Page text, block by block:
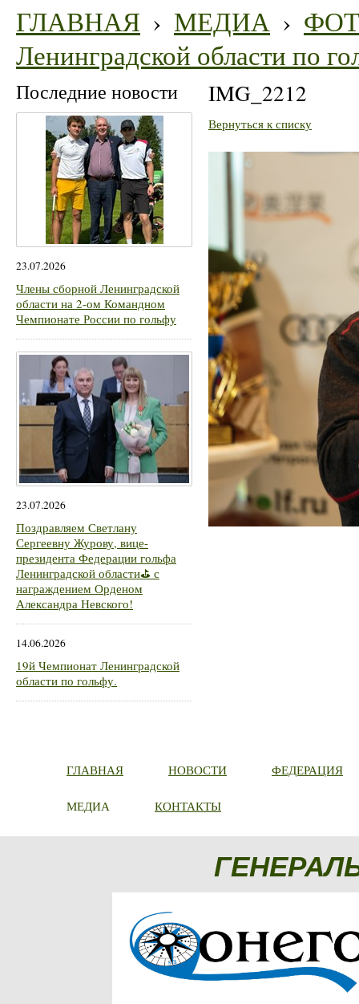
ГЛАВНАЯ › МЕДИА ›
Ленинградской области по
Последние новости
23.07.2026
Члены сборной Ленинградской
области на 2-ом Командном
Чемпионате России по гольфу
23.07.2026
Поздравляем Светлану
Сергеевну Журову, вице-
президента Федерации гольфа
Ленинградской области⛳ с
награждением Орденом
Александра Невского!
14.06.2026
19й Чемпионат Ленинградской
области по гольфу.
IMG_2212
Вернуться к списку
ГЛАВНАЯ НОВОСТИ ФЕДЕРАЦИЯ
МЕДИА КОНТАКТЫ